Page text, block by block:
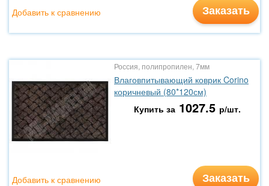
Заказать
Добавить к сравнению
Россия, полипропилен, 7мм
Влаговпитывающий коврик Corino
коричневый (80*120см)
Купить за 1027.5 р/шт.
Заказать
Добавить к сравнению